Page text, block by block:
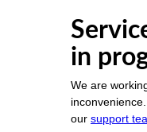
in
We are
our support